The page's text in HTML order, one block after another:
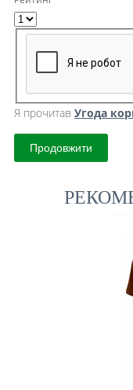
Я прочитав Угода
Продовжити